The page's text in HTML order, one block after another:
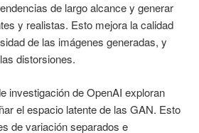
de largo alcance y generar
y realistas. Esto mejora la calidad
de las imágenes generadas, y
distorsiones.
investigación de OpenAI exploran
el espacio latente de las GAN. Esto
de variación separados e